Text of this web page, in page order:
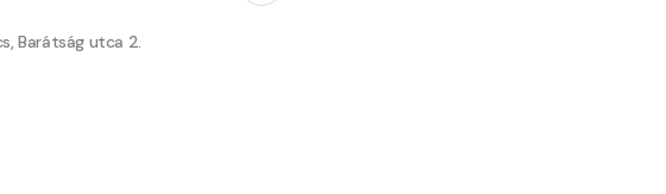
Barátság utca 2.